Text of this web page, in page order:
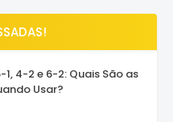
4-2 e 6-2: Quais São as
Usar?